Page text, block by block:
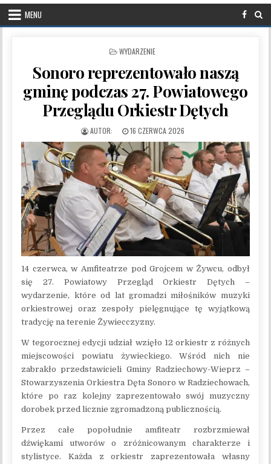
MENU
POSTED IN
WYDARZENIE
Sonoro reprezentowało naszą
gminę podczas 27. Powiatowego
Przeglądu Orkiestr Dętych
PUBLISHED DATE:
16 CZERWCA 2026
14 czerwca, w Amfiteatrze pod Grojcem w Żywcu, odbył
się 27. Powiatowy Przegląd Orkiestr Dętych –
wydarzenie, które od lat gromadzi miłośników muzyki
orkiestrowej oraz zespoły pielęgnujące tę wyjątkową
tradycję na terenie Żywiecczyzny.
W tegorocznej edycji udział wzięło 12 orkiestr z różnych
miejscowości powiatu żywieckiego. Wśród nich nie
zabrakło przedstawicieli Gminy Radziechowy-Wieprz –
Stowarzyszenia Orkiestra Dęta Sonoro w Radziechowach,
które po raz kolejny zaprezentowało swój muzyczny
dorobek przed licznie zgromadzoną publicznością.
Przez całe popołudnie amfiteatr rozbrzmiewał
dźwiękami utworów o zróżnicowanym charakterze i
stylistyce. Każda z orkiestr zaprezentowała własny